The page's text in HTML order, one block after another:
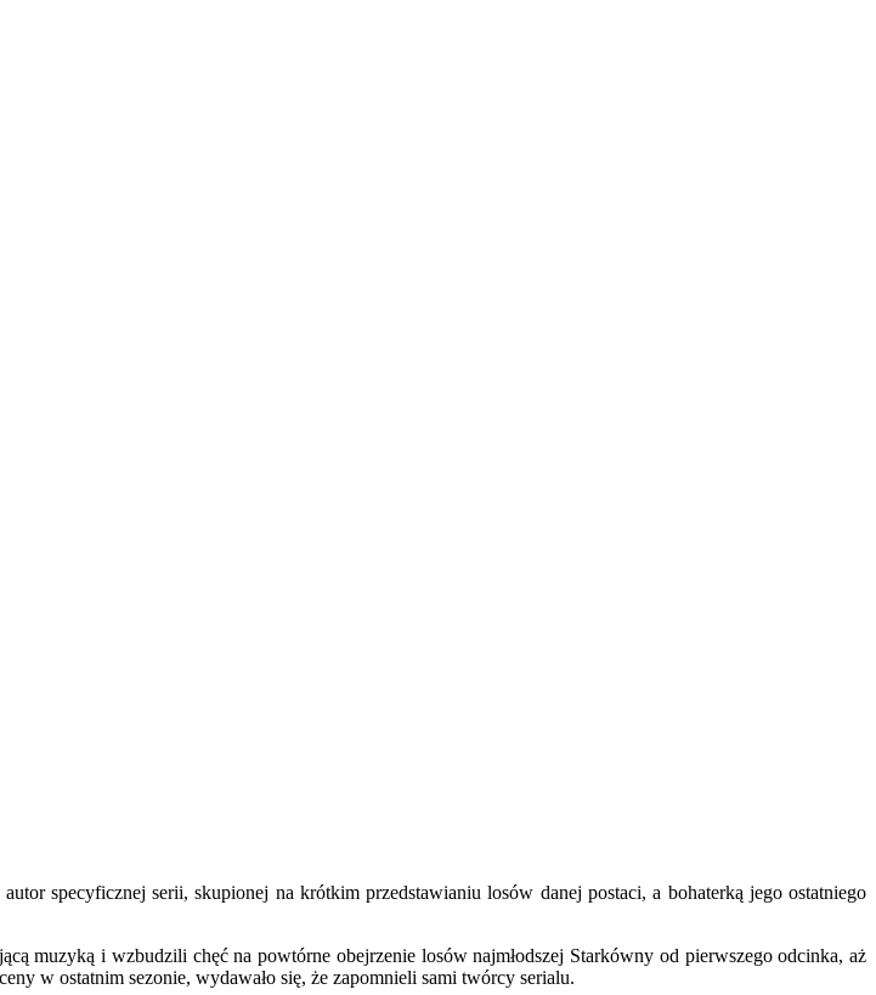
autor specyficznej serii, skupionej na krótkim przedstawianiu losów danej postaci, a bohaterką jego ostatniego
muzyką i wzbudzili chęć na powtórne obejrzenie losów najmłodszej Starkówny od pierwszego odcinka, aż
w ostatnim sezonie, wydawało się, że zapomnieli sami twórcy serialu.